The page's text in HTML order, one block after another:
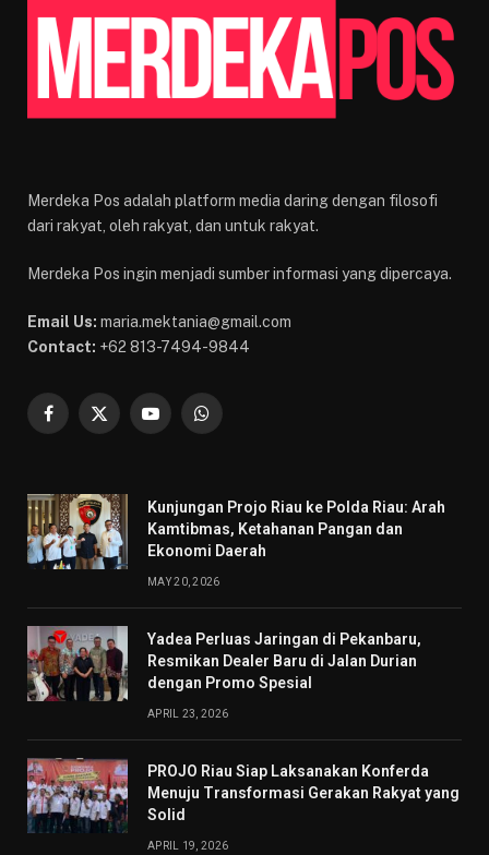
Merdeka Pos adalah platform media daring dengan filosofi
dari rakyat, oleh rakyat, dan untuk rakyat.
Merdeka Pos ingin menjadi sumber informasi yang dipercaya.
Email Us: maria.mektania@gmail.com
Contact: +62 813-7494-9844
Facebook
X
YouTubeWhatsApp
Kunjungan Projo Riau ke Polda Riau: Arah
Kamtibmas, Ketahanan Pangan dan
Ekonomi Daerah
MAY 20, 2026
Yadea Perluas Jaringan di Pekanbaru,
Resmikan Dealer Baru di Jalan Durian
dengan Promo Spesial
APRIL 23, 2026
PROJO Riau Siap Laksanakan Konferda
Menuju Transformasi Gerakan Rakyat yang
Solid
APRIL 19, 2026